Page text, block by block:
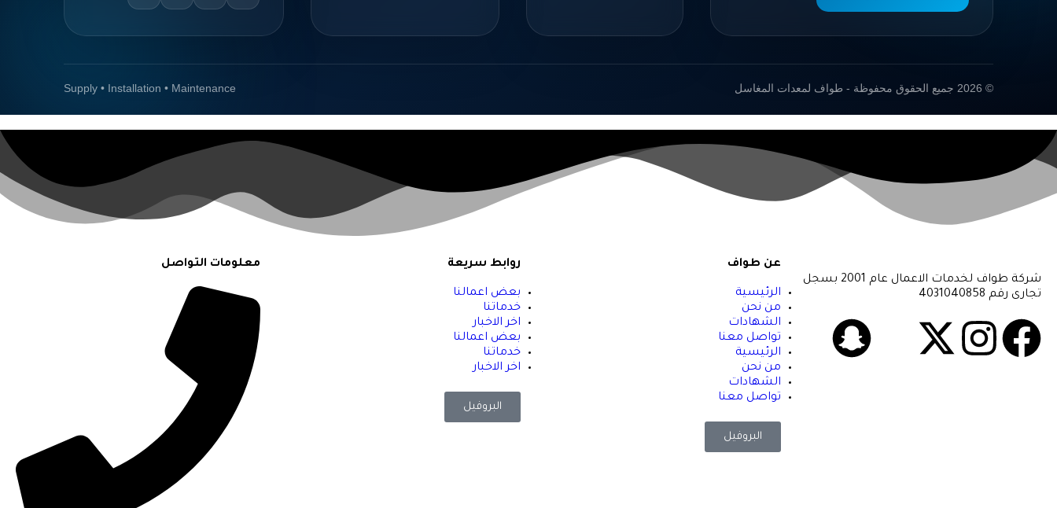
© 2026 جميع الحقوق محفوظة - طواف لمعدات المغاسل Supply • Installation • Maintenance
شركة طواف لخدمات الاعمال عام 2001 بسجل
تجارى رقم 4031040858
عن طواف
الرئيسية
من نحن
الشهادات
تواصل معنا
الرئيسية
من نحن
الشهادات
تواصل معنا
البروفيل
روابط سريعة
بعض اعمالنا
خدماتنا
اخر الاخبار
بعض اعمالنا
خدماتنا
اخر الاخبار
البروفيل
معلومات التواصل